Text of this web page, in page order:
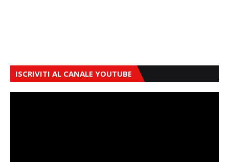
ISCRIVITI AL CANALE YOUTUBE